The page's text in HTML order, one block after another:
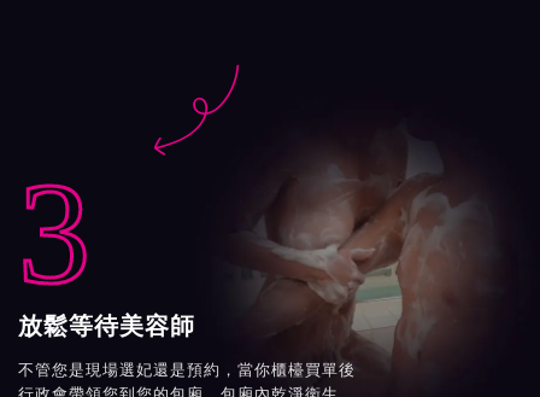

3
放鬆等待美容師
不管您是現場選妃還是預約，當你櫃檯買單後